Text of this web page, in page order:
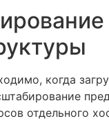
когда
отдельного